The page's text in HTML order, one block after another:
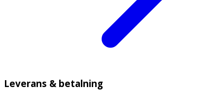
Leverans & betalning